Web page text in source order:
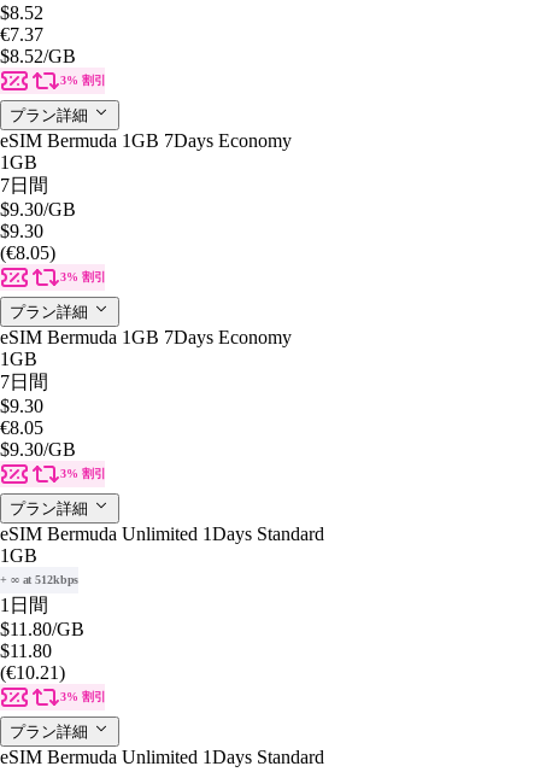
$8.52
€7.37
$8.52/GB
3% 割引
プラン詳細
eSIM Bermuda 1GB 7Days Economy
1GB
7日間
$9.30/GB
$9.30
(€8.05)
3% 割引
プラン詳細
eSIM Bermuda 1GB 7Days Economy
1GB
7日間
$9.30
€8.05
$9.30/GB
3% 割引
プラン詳細
eSIM Bermuda Unlimited 1Days Standard
1GB
+ ∞ at 512kbps
1日間
$11.80/GB
$11.80
(€10.21)
3% 割引
プラン詳細
eSIM Bermuda Unlimited 1Days Standard